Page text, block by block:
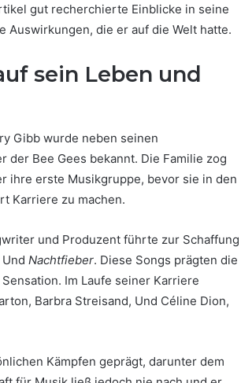
gut recherchierte Einblicke in seine
Auswirkungen, die er auf die Welt hatte.
sein Leben und
Gibb wurde neben seinen
Bee Gees bekannt. Die Familie zog
ihre erste Musikgruppe, bevor sie in den
Karriere zu machen.
und Produzent führte zur Schaffung
Und Nachtfieber. Diese Songs prägten die
Im Laufe seiner Karriere
Barbra Streisand, Und Céline Dion,
Kämpfen geprägt, darunter dem